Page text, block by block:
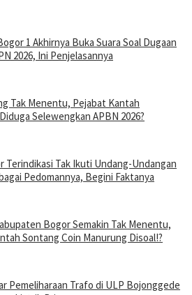
1 Akhirnya Buka Suara Soal Dugaan
2026, Ini Penjelasannya
Tak Menentu, Pejabat Kantah
Selewengkan APBN 2026?
Terindikasi Tak Ikuti Undang-Undangan
Pedomannya, Begini Faktanya
Bogor Semakin Tak Menentu,
Sontang Coin Manurung Disoal!?
Pemeliharaan Trafo di ULP Bojonggede